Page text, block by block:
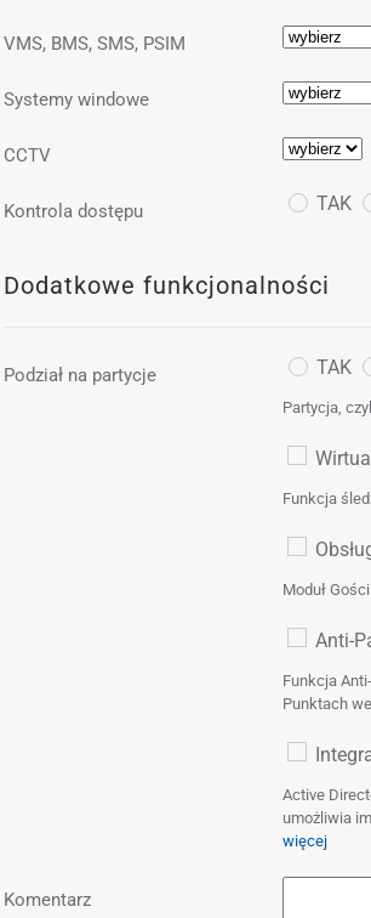
VMS, BMS, SMS, PSIM
Systemy windowe
CCTV
Kontrola dostępu TAK
Dodatkowe funkcjonalności
Podział na partycje TAK
Partycja,
Funkcja
Moduł
Anti-
Funkcja
Punktach
Active
umożliwia
więcej
Komentarz